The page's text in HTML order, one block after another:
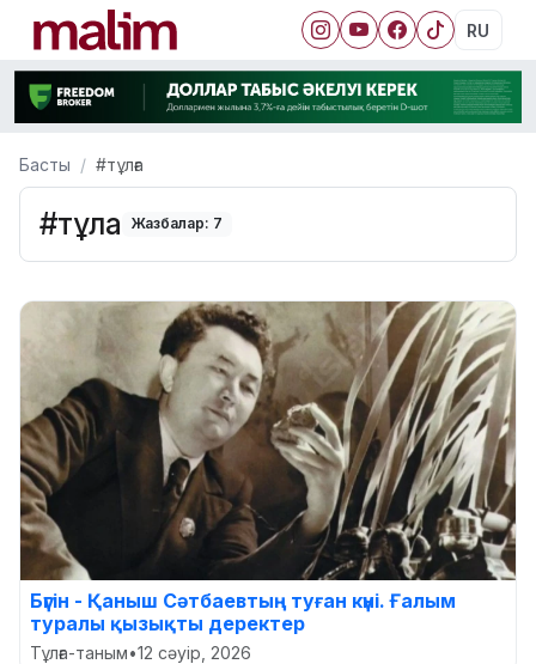
RU
Басты #тұлға
#тұлға Жазбалар: 7
Бүгін - Қаныш Сәтбаевтың туған күні. Ғалым
туралы қызықты деректер
Тұлға-таным•12 сәуір, 2026